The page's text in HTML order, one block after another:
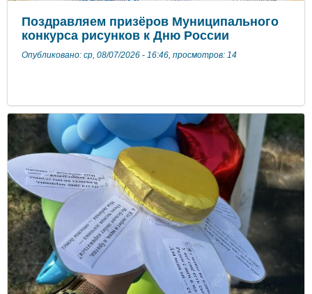
Поздравляем призёров Муниципального
конкурса рисунков к Дню России
Опубликовано: ср, 08/07/2026 - 16:46, просмотров: 14